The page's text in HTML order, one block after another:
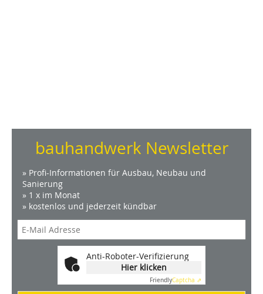
bauhandwerk Newsletter
» Profi-Informationen für Ausbau, Neubau und
Sanierung
» 1 x im Monat
» kostenlos und jederzeit kündbar
Anti-Roboter-Verifizierung
Hier klicken
FriendlyCaptcha ⇗